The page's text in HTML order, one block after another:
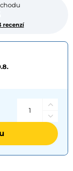
recenzí